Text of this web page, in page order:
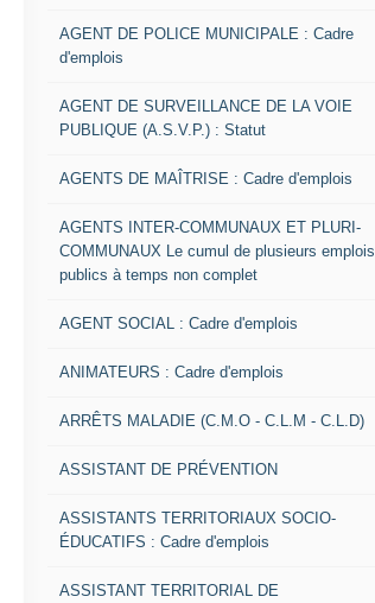
AGENT DE POLICE MUNICIPALE : Cadre
d'emplois
AGENT DE SURVEILLANCE DE LA VOIE
PUBLIQUE (A.S.V.P.) : Statut
AGENTS DE MAÎTRISE : Cadre d'emplois
AGENTS INTER-COMMUNAUX ET PLURI-
COMMUNAUX Le cumul de plusieurs emplois
publics à temps non complet
AGENT SOCIAL : Cadre d'emplois
ANIMATEURS : Cadre d'emplois
ARRÊTS MALADIE (C.M.O - C.L.M - C.L.D)
ASSISTANT DE PRÉVENTION
ASSISTANTS TERRITORIAUX SOCIO-
ÉDUCATIFS : Cadre d'emplois
ASSISTANT TERRITORIAL DE